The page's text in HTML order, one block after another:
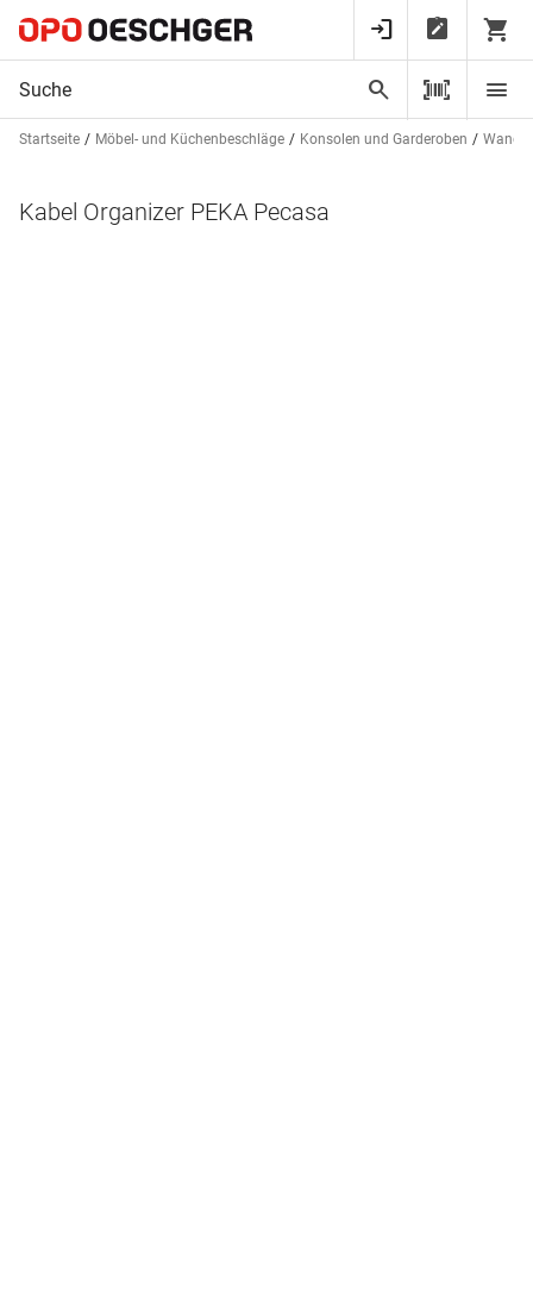
Startseite Möbel- und Küchenbeschläge Konsolen und Garderoben
Kabel Organizer PEKA Pecasa